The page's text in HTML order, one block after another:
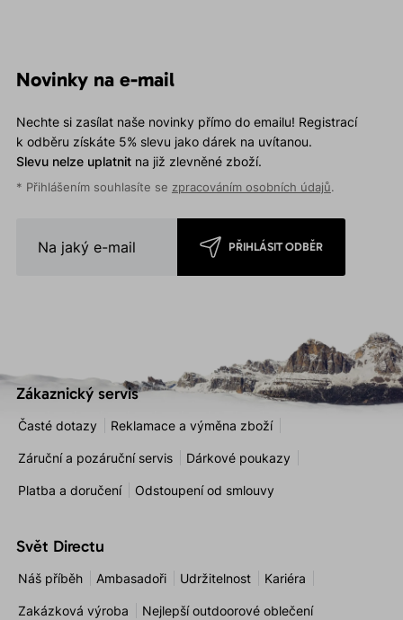
Novinky na e-mail
Nechte si zasílat naše novinky přímo do emailu! Registrací
k odběru získáte 5% slevu jako dárek na uvítanou.
Slevu nelze uplatnitna již zlevněné zboží.
* Přihlášením souhlasíte se zpracováním osobních údajů.
PŘIHLÁSIT ODBĚR
Zákaznický servis
Časté dotazy Reklamace a výměna zboží
Záruční a pozáruční servis Dárkové poukazy
Platba a doručení Odstoupení od smlouvy
Svět Directu
Náš příběh Ambasadoři Udržitelnost Kariéra
Zakázková výroba Nejlepší outdoorové oblečení